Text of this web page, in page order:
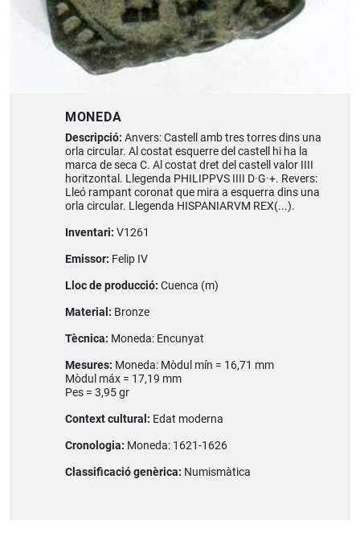
MONEDA
Descripció: Anvers: Castell amb tres torres dins una
orla circular. Al costat esquerre del castell hi ha la
marca de seca C. Al costat dret del castell valor IIII
horitzontal. Llegenda PHILIPPVS IIII D·G·+. Revers:
Lleó rampant coronat que mira a esquerra dins una
orla circular. Llegenda HISPANIARVM REX(...).
Inventari: V1261
Emissor: Felip IV
Lloc de producció: Cuenca (m)
Material: Bronze
Tècnica: Moneda: Encunyat
Mesures: Moneda: Mòdul mín = 16,71 mm
Mòdul máx = 17,19 mm
Pes = 3,95 gr
Context cultural: Edat moderna
Cronologia: Moneda: 1621-1626
Classificació genèrica: Numismàtica